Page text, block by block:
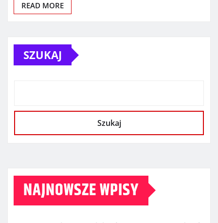
READ MORE
SZUKAJ
Szukaj
NAJNOWSZE WPISY